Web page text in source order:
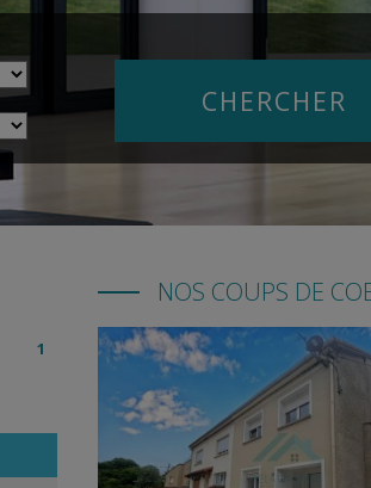
1
NOS COUPS DE